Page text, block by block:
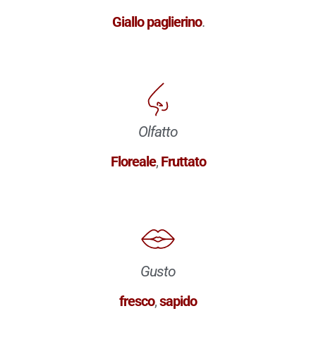
Giallo paglierino.
Olfatto
Floreale, Fruttato
Gusto
fresco,sapido